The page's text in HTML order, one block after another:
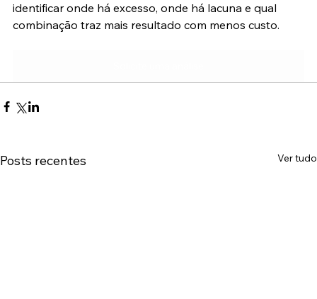
identificar onde há excesso, onde há lacuna e qual
combinação traz mais resultado com menos custo.
Posts recentes Ver tudo